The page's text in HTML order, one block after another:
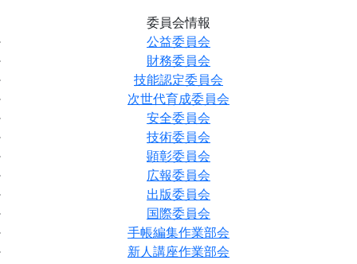
委員会情報
公益委員会
財務委員会
技能認定委員会
次世代育成委員会
安全委員会
技術委員会
顕彰委員会
広報委員会
出版委員会
国際委員会
手帳編集作業部会
新人講座作業部会